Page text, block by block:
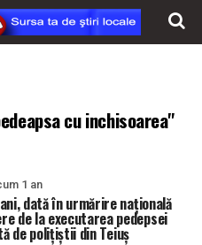
cu inchisoarea"
1 an
dată în urmărire națională
de la executarea pedepsei
de polițiștii din Teiuș